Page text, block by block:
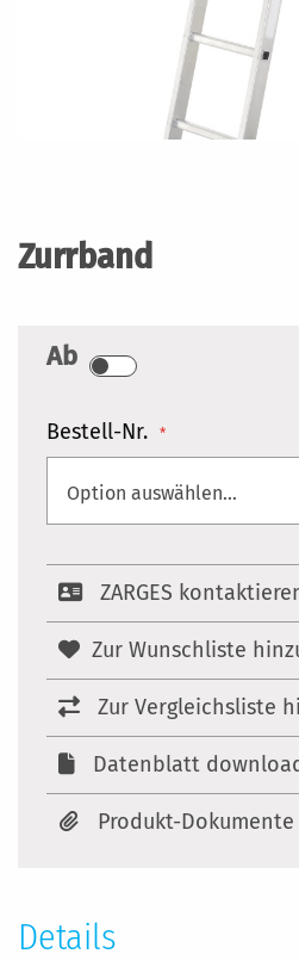
Zurrband
Ab
Bestell-Nr.
ZARGES
Zur Wunschliste
Zur Vergleichsliste
Datenblatt
Produkt-Dokumente
Bildergalerie
Details